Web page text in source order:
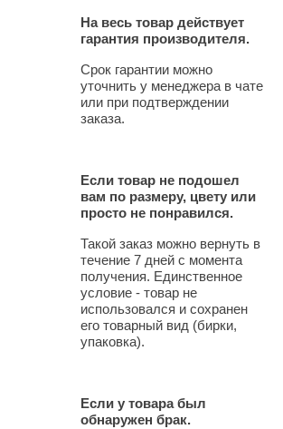
На весь товар действует
гарантия производителя.
Срок гарантии можно
уточнить у менеджера в чате
или при подтверждении
заказа.
Если товар не подошел
вам по размеру, цвету или
просто не понравился.
Такой заказ можно вернуть в
течение 7 дней с момента
получения. Единственное
условие - товар не
использовался и сохранен
его товарный вид (бирки,
упаковка).
Если у товара был
обнаружен брак.